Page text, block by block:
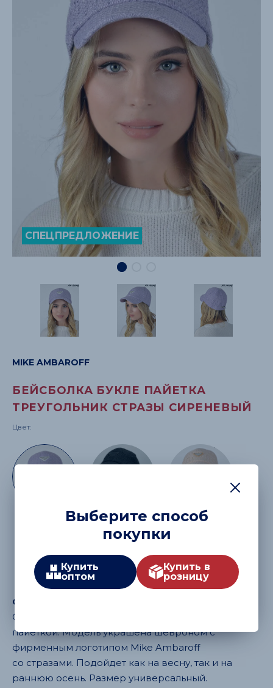
СПЕЦПРЕДЛОЖЕНИЕ
MIKE AMBAROFF
БЕЙСБОЛКА БУКЛЕ ПАЙЕТКА
ТРЕУГОЛЬНИК СТРАЗЫ СИРЕНЕВЫЙ
Цвет:
черный
ОПИСАНИЕ:
Стильная женская бейсболка из ткани букле с
пайеткой. Модель украшена шевроном с
фирменным логотипом Mike Ambaroff
со стразами. Подойдет как на весну, так и на
раннюю осень. Размер универсальный.
Выберите способ
покупки
Купить
оптом
Купить в
розницу